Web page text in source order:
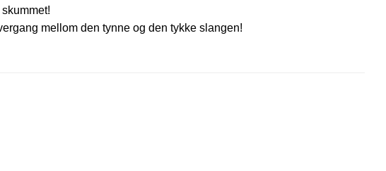
mellom den tynne og den tykke slangen!